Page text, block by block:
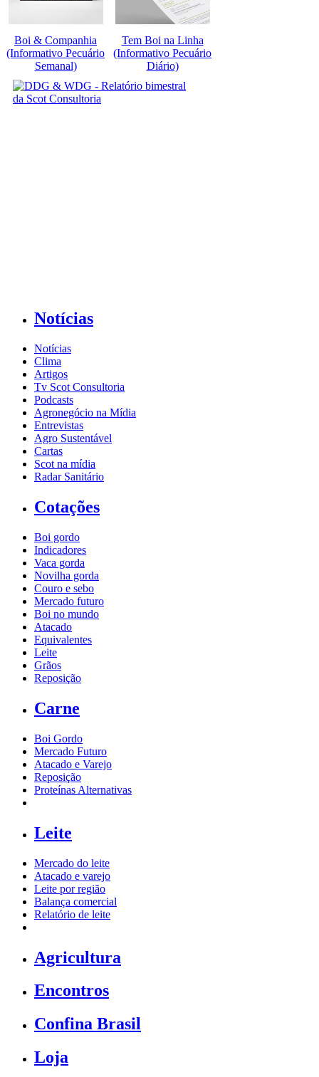
Boi & Companhia
(Informativo Pecuário
Semanal)
Tem Boi na Linha
(Informativo Pecuário
Diário)
Notícias
Notícias
Clima
Artigos
Tv Scot Consultoria
Podcasts
Agronegócio na Mídia
Entrevistas
Agro Sustentável
Cartas
Scot na mídia
Radar Sanitário
Cotações
Boi gordo
Indicadores
Vaca gorda
Novilha gorda
Couro e sebo
Mercado futuro
Boi no mundo
Atacado
Equivalentes
Leite
Grãos
Reposição
Carne
Boi Gordo
Mercado Futuro
Atacado e Varejo
Reposição
Proteínas Alternativas
Leite
Mercado do leite
Atacado e varejo
Leite por região
Balança comercial
Relatório de leite
Agricultura
Encontros
Confina Brasil
Loja